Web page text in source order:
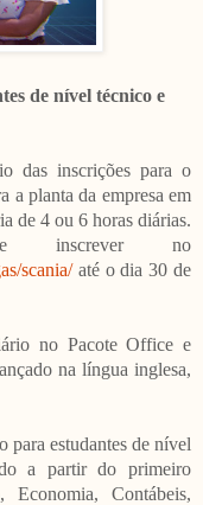
de nível técnico e
das inscrições para o
a planta da empresa em
de 4 ou 6 horas diárias.
inscrever no
scania/até o dia 30 de
no Pacote Office e
na língua inglesa,
para estudantes de nível
a partir do primeiro
Economia, Contábeis,